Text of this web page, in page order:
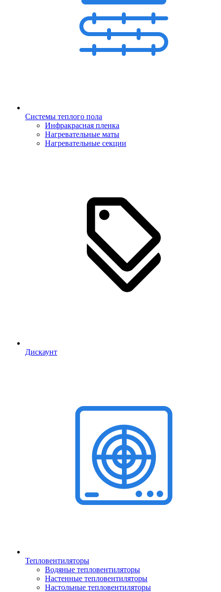
Системы теплого пола
Инфракрасная пленка
Нагревательные маты
Нагревательные секции
Дискаунт
Тепловентиляторы
Водяные тепловентиляторы
Настенные тепловентиляторы
Настольные тепловентиляторы